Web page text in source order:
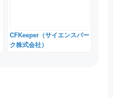
CFKeeper（サイエンスパー
ク株式会社）